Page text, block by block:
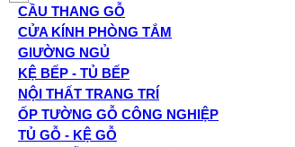
CẦU THANG GỖ
CỬA KÍNH PHÒNG TẮM
GIƯỜNG NGỦ
KỆ BẾP - TỦ BẾP
NỘI THẤT TRANG TRÍ
ỐP TƯỜNG GỖ CÔNG NGHIỆP
TỦ GỖ - KỆ GỖ